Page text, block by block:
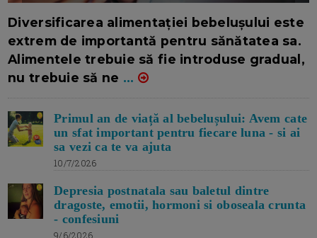
Diversificarea alimentației bebelușului este
extrem de importantă pentru sănătatea sa.
Alimentele trebuie să fie introduse gradual,
nu trebuie să ne ...
Primul an de viață al bebelușului: Avem cate
un sfat important pentru fiecare luna - si ai
sa vezi ca te va ajuta
10/7/2026
Depresia postnatala sau baletul dintre
dragoste, emotii, hormoni si oboseala crunta
- confesiuni
9/6/2026